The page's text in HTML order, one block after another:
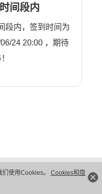
使用Cookies。 Cookies和隐
间段内
段内，签到时间为
24 20:00 ，期待
声明